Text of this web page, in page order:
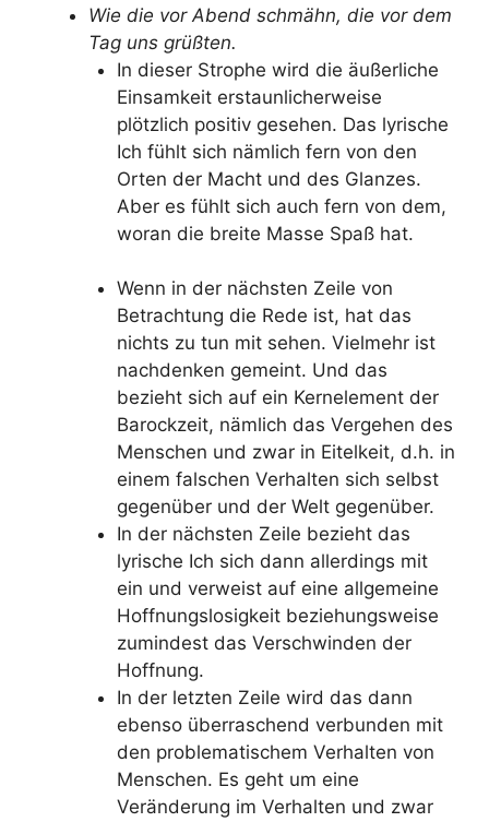
Wie die vor Abend schmähn, die vor dem
Tag uns grüßten.
In dieser Strophe wird die äußerliche
Einsamkeit erstaunlicherweise
plötzlich positiv gesehen. Das lyrische
Ich fühlt sich nämlich fern von den
Orten der Macht und des Glanzes.
Aber es fühlt sich auch fern von dem,
woran die breite Masse Spaß hat.
Wenn in der nächsten Zeile von
Betrachtung die Rede ist, hat das
nichts zu tun mit sehen. Vielmehr ist
nachdenken gemeint. Und das
bezieht sich auf ein Kernelement der
Barockzeit, nämlich das Vergehen des
Menschen und zwar in Eitelkeit, d.h. in
einem falschen Verhalten sich selbst
gegenüber und der Welt gegenüber.
In der nächsten Zeile bezieht das
lyrische Ich sich dann allerdings mit
ein und verweist auf eine allgemeine
Hoffnungslosigkeit beziehungsweise
zumindest das Verschwinden der
Hoffnung.
In der letzten Zeile wird das dann
ebenso überraschend verbunden mit
den problematischem Verhalten von
Menschen. Es geht um eine
Veränderung im Verhalten und zwar